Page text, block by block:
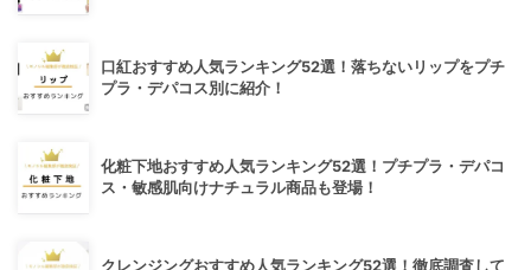
口紅おすすめ人気ランキング52選！落ちないリップをプチ
プラ・デパコス別に紹介！
化粧下地おすすめ人気ランキング52選！プチプラ・デパコ
ス・敏感肌向けナチュラル商品も登場！
クレンジングおすすめ人気ランキング52選！徹底調査して